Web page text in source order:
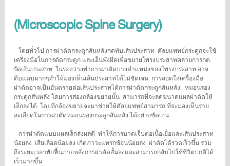
(Microscopic Spine Surgery)
โดยทั่วไป การผ่าตัดกระดูกสันหลังกดทับเส้นประสาท ศัลยแพทย์กระดูกจะใช้
เครื่องมือในการตัดกระดูก และเอ็นพังผืดเพื่อขยายโพรงประสาทคลายการกด
รัดเส้นประสาท ในระหว่างทำการผ่าตัดบางตำแหน่งของโพรงประสาท อาจ
ตีบแคบมากๆทำให้มองเห็นเส้นประสาทได้ไม่ชัดเจน การสอดใส่เครื่องมือ
ผ่าตัดอาจเป็นอันตรายต่อเส้นประสาทได้การผ่าตัดกระดูกสันหลัง, หมอนรอง
กระดูกสันหลัง โดยการส่องกล้องขยายนั้น สามารถที่จะลดขนาดแผลผ่าตัดให้
เล็กลงได้ โดยที่กล้องขยายจะมาช่วยให้ศัลยแพทย์สามารถ ที่จะมองเห็นราย
ละเอียดในการผ่าตัดหมอนรองกระดูกสันหลัง ได้อย่างชัดเจน
การผ่าตัดแบบแผลเล็กส่งผลดี ทำให้การบาดเจ็บต่อเนื้อเยื่อและเส้นประสาท
น้อยลง เสียเลือดน้อยลง เกิดภาวะแทรกซ้อนน้อยลง ผ่าตัดได้รวดเร็วขึ้น รวม
ถึงระยะเวลาพักฟื้นภายหลังการผ่าตัดสั้นลงและสามารถกลับไปใช้ชีวิตปกติได้
เร็วมากขึ้น